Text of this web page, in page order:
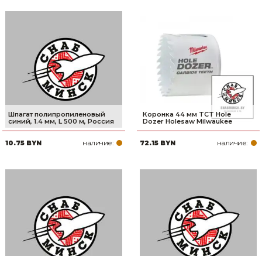
Шпагат полипропиленовый
синий, 1.4 мм, L 500 м, Россия
10.75 BYN наличие:
Коронка 44 мм TCT Hole
Dozer Holesaw Milwaukee
72.15 BYN наличие: